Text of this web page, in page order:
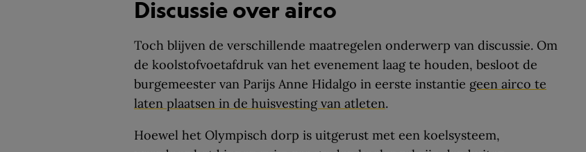
Discussie over airco
Toch blijven de verschillende maatregelen onderwerp van discussie. Om
de koolstofvoetafdruk van het evenement laag te houden, besloot de
burgemeester van Parijs Anne Hidalgo in eerste instantie geen airco te
laten plaatsen in de huisvesting van atleten.
Hoewel het Olympisch dorp is uitgerust met een koelsysteem,